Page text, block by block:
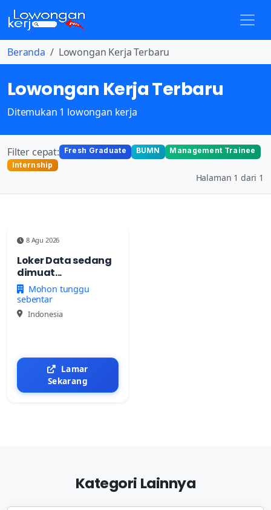
Beranda Lowongan Kerja Terbaru
Lowongan Kerja Terbaru
Ditemukan 1 lowongan kerja
Filter cepat: Fresh Graduate BUMN
Management Trainee
Internship
Halaman 1 dari 1
8 Agu 2026
Loker Data sedang
dimuat...
Mohon tunggu
sebentar
Indonesia
Lamar
Sekarang
Kategori Lainnya